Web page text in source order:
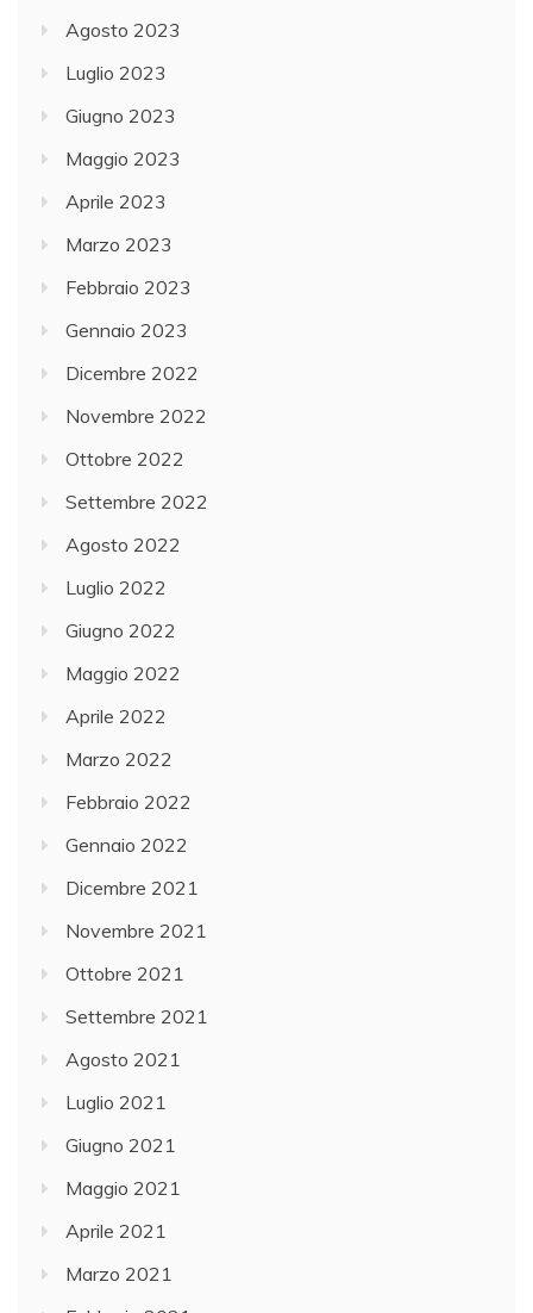
Agosto 2023
Luglio 2023
Giugno 2023
Maggio 2023
Aprile 2023
Marzo 2023
Febbraio 2023
Gennaio 2023
Dicembre 2022
Novembre 2022
Ottobre 2022
Settembre 2022
Agosto 2022
Luglio 2022
Giugno 2022
Maggio 2022
Aprile 2022
Marzo 2022
Febbraio 2022
Gennaio 2022
Dicembre 2021
Novembre 2021
Ottobre 2021
Settembre 2021
Agosto 2021
Luglio 2021
Giugno 2021
Maggio 2021
Aprile 2021
Marzo 2021